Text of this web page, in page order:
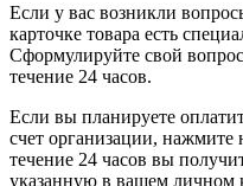
Если у вас возникли
карточке товара есть
Сформулируйте свой
течение 24 часов.
Если вы планируете
счет организации, нажмите
течение 24 часов вы
указанную в вашем личном